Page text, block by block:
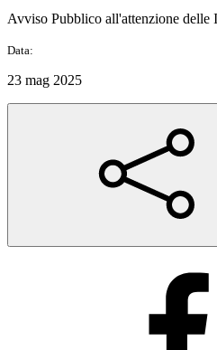
Avviso Pubblico all'attenzione delle
Data:
23 mag 2025